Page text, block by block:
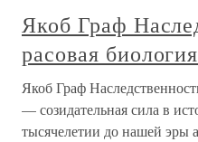
Якоб Граф
расовая биология
Якоб Граф
— созидательная сила в
тысячелетии до нашей эры